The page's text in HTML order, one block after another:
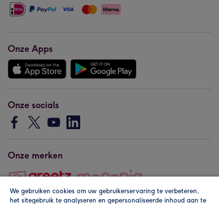
Onze Apps
Onze socials
Onze merken
We gebruiken cookies om uw gebruikerservaring te verbeteren,
het sitegebruik te analyseren en gepersonaliseerde inhoud aan te